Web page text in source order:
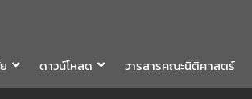
ดาวน์โหลด วารสารคณะนิติศาสตร์